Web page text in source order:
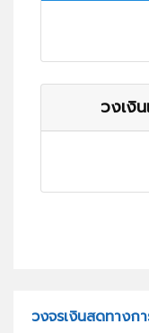
วงเงิ
วงจรเงินสดทางก